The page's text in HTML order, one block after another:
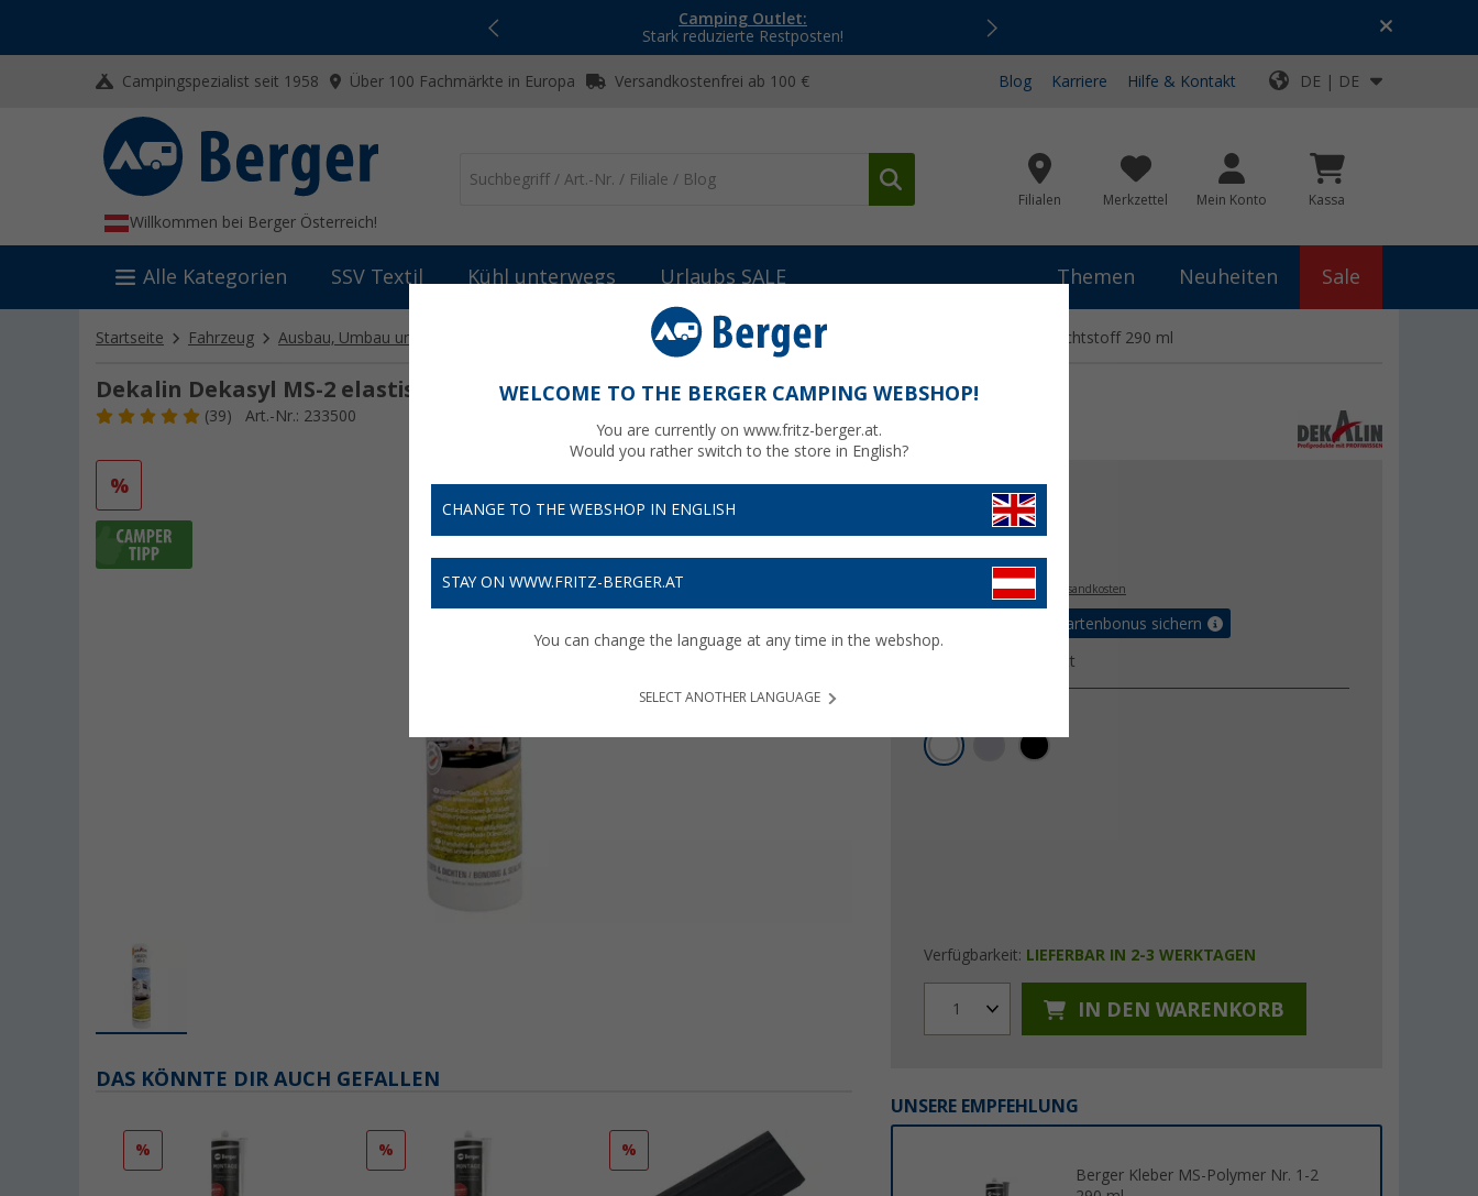
Camping Outlet:
Stark reduzierte Restposten!
Top-Deals für dein Abenteuer!
Campingspezialist seit 1958 Über 100 Fachmärkte in Europa Versandkostenfrei ab 100 € Blog Karriere Hilfe & Kontakt DE | DE
Willkommen bei Berger Österreich!
Filialen Merkzettel Mein Konto Kassa
Alle Kategorien SSV Textil Kühl unterwegs Urlaubs SALE Themen Neuheiten Sale
Startseite Fahrzeug Ausbau, Umbau und Innenausbau Klebstoffe & Dichtmittel Dekalin Dekasyl MS-2 elastischer Kleb- und Dichtstoff 290 ml
Dekalin Dekasyl MS-2 elastischer Kleb- und Dichtstoff 290 ml weiß
(39) Art.-Nr.: 233500
% UVP19,90 €
€
55,14€ / l
Preise inkl. MwSt.,zzgl. Versandkosten
Bis zu 5% Vorteilskartenbonus sichern
Produktdatenblatt
Verfügbarkeit: LIEFERBAR IN 2-3 WERKTAGEN
1 IN DEN WARENKORB
UNSERE EMPFEHLUNG
Berger Kleber MS-Polymer Nr. 1-2
DAS KÖNNTE DIR AUCH GEFALLEN
% % %
WELCOME TO THE BERGER CAMPING WEBSHOP!
You are currently on www.fritz-berger.at.
Would you rather switch to the store in English?
CHANGE TO THE WEBSHOP IN ENGLISH
STAY ON WWW.FRITZ-BERGER.AT
You can change the language at any time in the webshop.
SELECT ANOTHER LANGUAGE